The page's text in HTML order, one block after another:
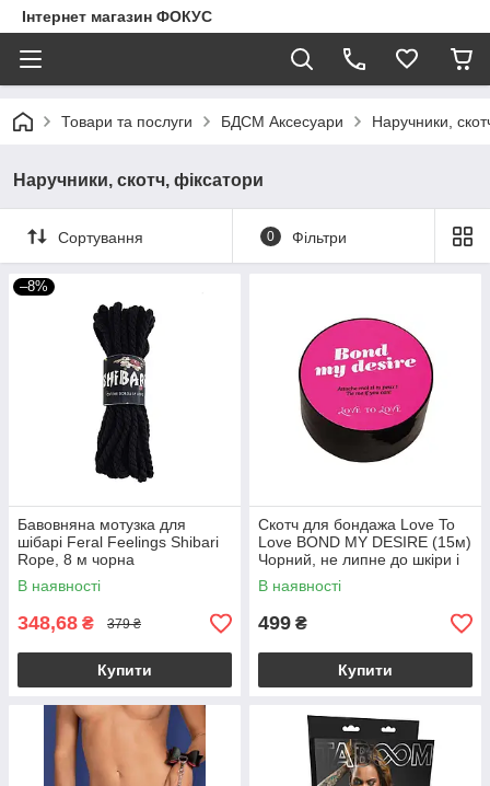
Інтернет магазин ФОКУС
Товари та послуги БДСМ Аксесуари Наручники,
Наручники, скотч, фіксатори
Сортування 0 Фільтри
–8%
Бавовняна мотузка для
шібарі Feral Feelings Shibari
Rope, 8 м чорна
В наявності
348,68 ₴ 379 ₴
Купити
Скотч для бондажа Love To
Love BOND MY DESIRE (15м)
Чорний, не липне до шкіри і
волосків
В наявності
499 ₴
Купити